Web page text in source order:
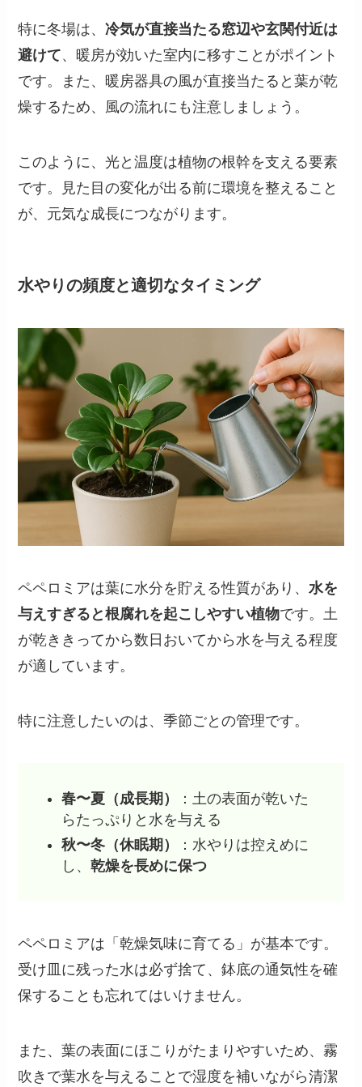
特に冬場は、冷気が直接当たる窓辺や玄関付近は
避けて、暖房が効いた室内に移すことがポイント
です。また、暖房器具の風が直接当たると葉が乾
燥するため、風の流れにも注意しましょう。
このように、光と温度は植物の根幹を支える要素
です。見た目の変化が出る前に環境を整えること
が、元気な成長につながります。
水やりの頻度と適切なタイミング
ペペロミアは葉に水分を貯える性質があり、水を
与えすぎると根腐れを起こしやすい植物です。土
が乾ききってから数日おいてから水を与える程度
が適しています。
特に注意したいのは、季節ごとの管理です。
春〜夏（成長期）
：土の表面が乾いた
らたっぷりと水を与える
秋〜冬（休眠期）
：水やりは控えめに
し、乾燥を長めに保つ
ペペロミアは「乾燥気味に育てる」が基本です。
受け皿に残った水は必ず捨て、鉢底の通気性を確
保することも忘れてはいけません。
また、葉の表面にほこりがたまりやすいため、霧
吹きで葉水を与えることで湿度を補いながら清潔